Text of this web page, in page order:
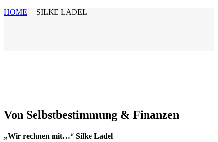
HOME | SILKE LADEL
Von Selbstbestimmung & Finanzen
„Wir rechnen mit…“ Silke Ladel